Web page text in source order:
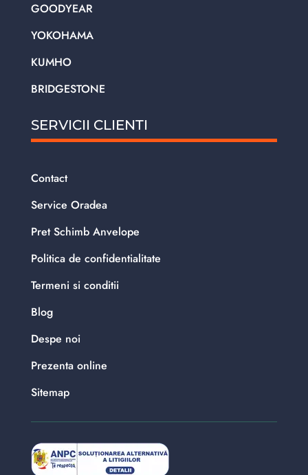
GOODYEAR
YOKOHAMA
KUMHO
BRIDGESTONE
SERVICII CLIENTI
Contact
Service Oradea
Pret Schimb Anvelope
Politica de confidentialitate
Termeni si conditii
Blog
Despe noi
Prezenta online
Sitemap